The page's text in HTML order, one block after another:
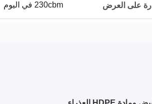
على العرض 230cbm في اليوم